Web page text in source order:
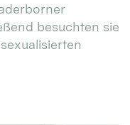
besuchten sie